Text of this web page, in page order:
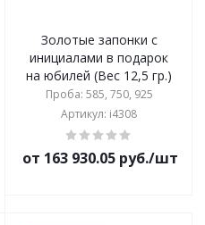
Золотые запонки с
инициалами в подарок
на юбилей (Вес 12,5 гр.)
Проба: 585, 750, 925
Артикул: i4308
от 163 930.05 руб./шт